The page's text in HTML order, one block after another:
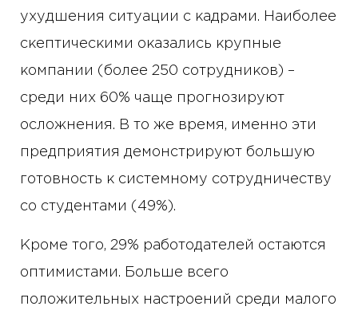
ухудшения ситуации с кадрами. Наиболее
скептическими оказались крупные
компании (более 250 сотрудников) –
среди них 60% чаще прогнозируют
осложнения. В то же время, именно эти
предприятия демонстрируют большую
готовность к системному сотрудничеству
со студентами (49%).
Кроме того, 29% работодателей остаются
оптимистами. Больше всего
положительных настроений среди малого